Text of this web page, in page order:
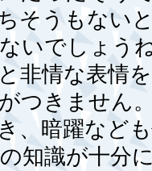
そうもない
いでしょう
非情な表情
つきません
、暗躍など
知識が十分